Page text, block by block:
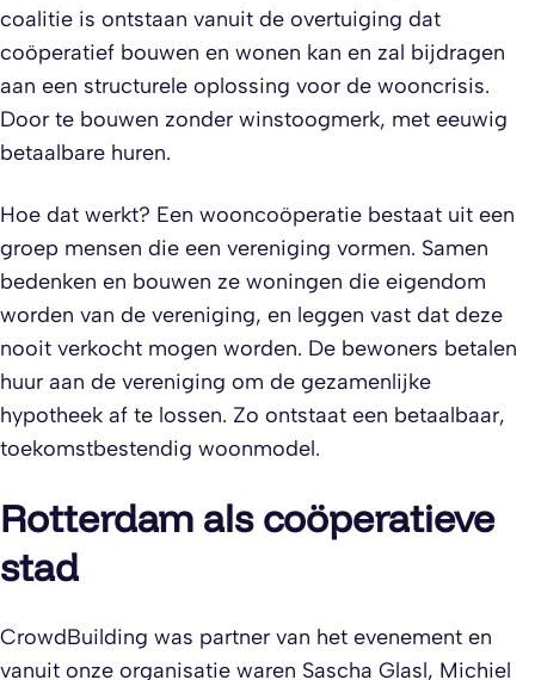
coalitie is ontstaan vanuit de overtuiging dat
coöperatief bouwen en wonen kan en zal bijdragen
aan een structurele oplossing voor de wooncrisis.
Door te bouwen zonder winstoogmerk, met eeuwig
betaalbare huren.
Hoe dat werkt? Een wooncoöperatie bestaat uit een
groep mensen die een vereniging vormen. Samen
bedenken en bouwen ze woningen die eigendom
worden van de vereniging, en leggen vast dat deze
nooit verkocht mogen worden. De bewoners betalen
huur aan de vereniging om de gezamenlijke
hypotheek af te lossen. Zo ontstaat een betaalbaar,
toekomstbestendig woonmodel.
Rotterdam als coöperatieve
stad
CrowdBuilding was partner van het evenement en
vanuit onze organisatie waren Sascha Glasl, Michiel